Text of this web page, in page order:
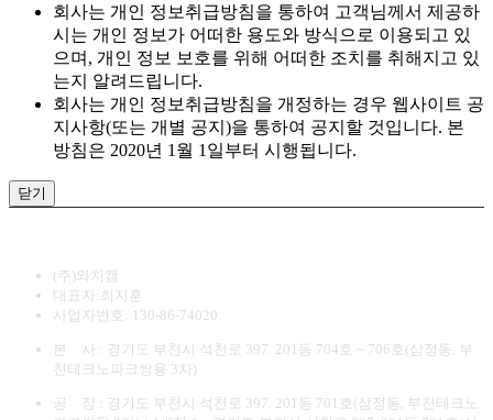
회사는 개인 정보취급방침을 통하여 고객님께서 제공하
시는 개인 정보가 어떠한 용도와 방식으로 이용되고 있
으며, 개인 정보 보호를 위해 어떠한 조치를 취해지고 있
는지 알려드립니다.
회사는 개인 정보취급방침을 개정하는 경우 웹사이트 공
지사항(또는 개별 공지)을 통하여 공지할 것입니다. 본
방침은 2020년 1월 1일부터 시행됩니다.
닫기
(주)와치캠
대표자:최지훈
사업자번호: 130-86-74020
본 사 : 경기도 부천시 석천로 397. 201동 704호 ~ 706호(삼정동, 부
천테크노파크쌍용 3차)
공 장 : 경기도 부천시 석천로 397. 201동 701호(삼정동, 부천테크노